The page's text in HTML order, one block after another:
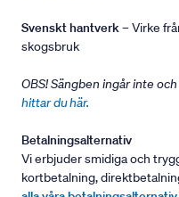
Svenskt hantverk– Virke
skogsbruk
OBS! Sängben ingår inte
hittar du här.
Betalningsalternativ
Vi erbjuder smidiga och
kortbetalning,